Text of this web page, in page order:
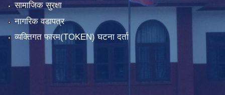
सामाजिक सुरक्षा
नागरिक वडापत्र
व्यक्तिगत फारम(TOKEN) घटना दर्ता